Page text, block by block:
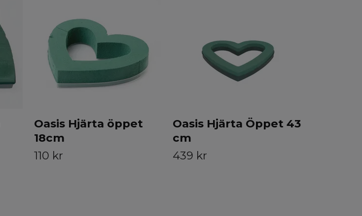
Oasis Hjärta öppet
18cm
110 kr
Oasis Hjärta Öppet 43
cm
439 kr